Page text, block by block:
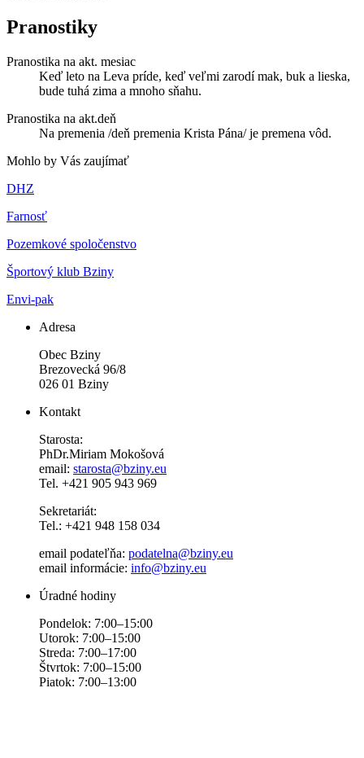
Pranostiky
Pranostika na akt. mesiac
Keď leto na Leva príde, keď veľmi zarodí mak, buk a lieska,
bude tuhá zima a mnoho sňahu.
Pranostika na akt.deň
Na premenia /deň premenia Krista Pána/ je premena vôd.
Mohlo by Vás zaujímať
DHZ
Farnosť
Pozemkové spoločenstvo
Športový klub Bziny
Envi-pak
Adresa
Obec Bziny
Brezovecká 96/8
026 01 Bziny
Kontakt
Starosta:
PhDr.Miriam Mokošová
email: starosta@bziny.eu
Tel. +421 905 943 969
Sekretariát:
Tel.: +421 948 158 034
email podateľňa: podatelna@bziny.eu
email informácie: info@bziny.eu
Úradné hodiny
Pondelok: 7:00–15:00
Utorok: 7:00–15:00
Streda: 7:00–17:00
Štvrtok: 7:00–15:00
Piatok: 7:00–13:00